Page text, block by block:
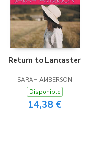
Return to Lancaster
SARAH AMBERSON
Disponible
14,38 €